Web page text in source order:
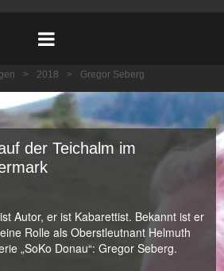
> 2018 > Gregor Seberg
der Teichalm im
Autor, er ist Kabarettist. Bekannt ist er
Rolle als Oberstleutnant Helmuth
„SoKo Donau“: Gregor Seberg.